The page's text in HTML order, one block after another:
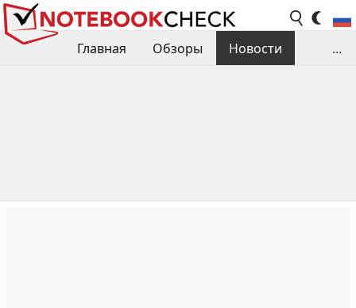
Главная Обзоры
Новости
...